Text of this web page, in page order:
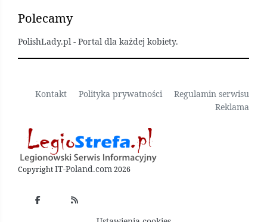
Polecamy
PolishLady.pl - Portal dla każdej kobiety.
Kontakt Polityka prywatności
Regulamin serwisu
Reklama
CopyrightIT-Poland.com2026